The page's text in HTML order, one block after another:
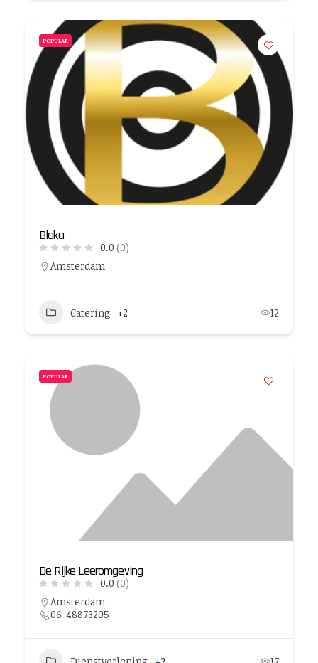
POPULAR
Blaka
0.0 (0)
Amsterdam
Catering +2 12
POPULAR
De Rijke Leeromgeving
0.0 (0)
Amsterdam
06-48873205